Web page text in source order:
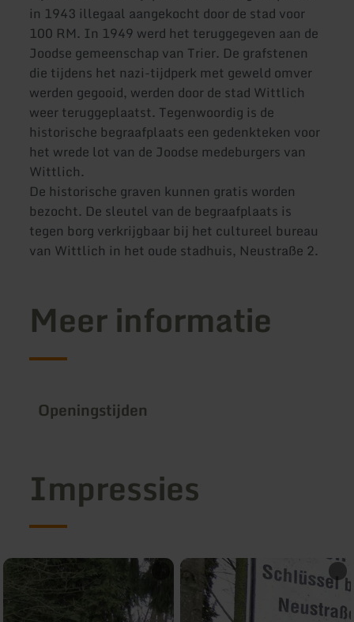
in 1943 illegaal aangekocht door de stad voor
100 RM. In 1949 werd het teruggegeven aan de
Joodse gemeenschap van Trier. De grafstenen
die tijdens het nazi-tijdperk met geweld omver
werden gegooid, werden door de stad Wittlich
weer teruggeplaatst. Tegenwoordig is de
historische begraafplaats een gedenkteken voor
het wrede lot van de Joodse medeburgers van
Wittlich.
De historische graven kunnen gratis worden
bezocht. De sleutel van de begraafplaats is
tegen borg verkrijgbaar bij het cultureel bureau
van Wittlich in het oude stadhuis, Neustraße 2.
Meer informatie
Openingstijden
Impressies